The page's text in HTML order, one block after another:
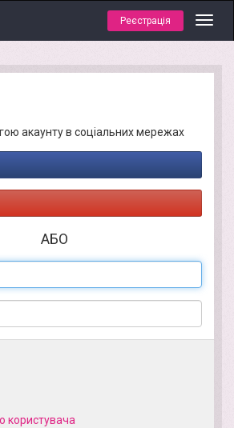
Реєстрація
акаунту в соціальних мережах
АБО
кориcтувача